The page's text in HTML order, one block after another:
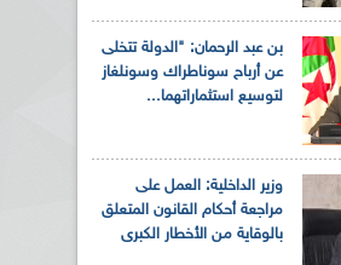
بن عبد الرحمان: "الدولة تتخلى
عن أرباح سوناطراك وسونلغاز
لتوسيع استثماراتهما...
وزير الداخلية: العمل على
مراجعة أحكام القانون المتعلق
بالوقاية من الأخطار الكبرى